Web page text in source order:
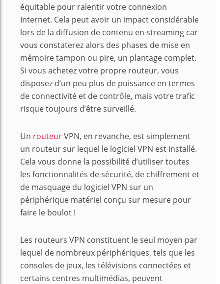
équitable pour ralentir votre connexion
Internet. Cela peut avoir un impact considérable
lors de la diffusion de contenu en streaming car
vous constaterez alors des phases de mise en
mémoire tampon ou pire, un plantage complet.
Si vous achetez votre propre routeur, vous
disposez d’un peu plus de puissance en termes
de connectivité et de contrôle, mais votre trafic
risque toujours d’être surveillé.
Un routeurVPN, en revanche, est simplement
un routeur sur lequel le logiciel VPN est installé.
Cela vous donne la possibilité d’utiliser toutes
les fonctionnalités de sécurité, de chiffrement et
de masquage du logiciel VPN sur un
périphérique matériel conçu sur mesure pour
faire le boulot !
Les routeurs VPN constituent le seul moyen par
lequel de nombreux périphériques, tels que les
consoles de jeux, les télévisions connectées et
certains centres multimédias, peuvent